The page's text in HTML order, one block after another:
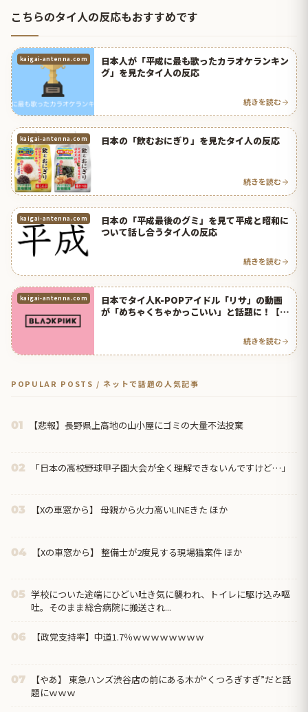
こちらのタイ人の反応もおすすめです
kaigai-antenna.com
日本人が「平成に最も歌ったカラオケランキン
グ」を見たタイ人の反応
続きを読む
kaigai-antenna.com 日本の「飲むおにぎり」を見たタイ人の反応
続きを読む
kaigai-antenna.com
日本の「平成最後のグミ」を見て平成と昭和に
ついて話し合うタイ人の反応
続きを読む
kaigai-antenna.com
日本でタイ人K-POPアイドル「リサ」の動画
が「めちゃくちゃかっこいい」と話題に！【タ
続きを読む
POPULAR POSTS / ネットで話題の人気記事
01 【悲報】長野県上高地の山小屋にゴミの大量不法投棄
02 「日本の高校野球甲子園大会が全く理解できないんですけど…」
03 【Xの車窓から】 母親から火力高いLINEきた ほか
04 【Xの車窓から】 整備士が2度見する現場猫案件 ほか
05 学校についた途端にひどい吐き気に襲われ、トイレに駆け込み嘔
吐。そのまま総合病院に搬送され...
06 【政党支持率】中道1.7％ｗｗｗｗｗｗｗｗ
07
【やあ】 東急ハンズ渋谷店の前にある木が“くつろぎすぎ”だと話
題にｗｗｗ